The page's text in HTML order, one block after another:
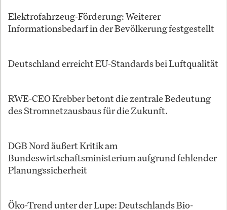
Elektrofahrzeug-Förderung: Weiterer
Informationsbedarf in der Bevölkerung festgestellt
Deutschland erreicht EU-Standards bei Luftqualität
RWE-CEO Krebber betont die zentrale Bedeutung
des Stromnetzausbaus für die Zukunft.
DGB Nord äußert Kritik am
Bundeswirtschaftsministerium aufgrund fehlender
Planungssicherheit
Öko-Trend unter der Lupe: Deutschlands Bio-